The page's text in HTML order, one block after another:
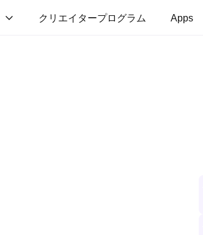
クリエイタープログラム Apps